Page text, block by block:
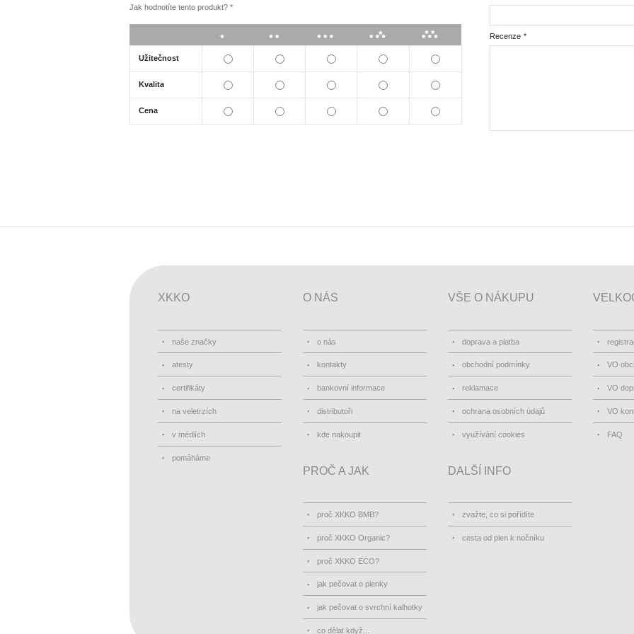
Jak hodnotíte tento produkt? *
Užitečnost
Kvalita
Cena
*
Recenze
XKKO
naše značky
atesty
certifikáty
na veletrzích
v médiích
pomáháme
O NÁS
o nás
kontakty
bankovní informace
distributoři
kde nakoupit
VŠE O NÁKUPU
doprava a platba
obchodní podmínky
reklamace
ochrana osobních údajů
využívání cookies
VO
VO
VO
FAQ
PROČ A JAK
proč XKKO BMB?
proč XKKO Organic?
proč XKKO ECO?
jak pečovat o plenky
jak pečovat o svrchní kalhotky
co dělat když...
DALŠÍ INFO
zvažte, co si pořídíte
cesta od plen k nočníku